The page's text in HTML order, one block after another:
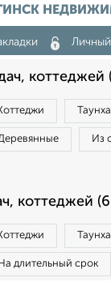
коттеджей
Из
коттеджей
На длительный срок